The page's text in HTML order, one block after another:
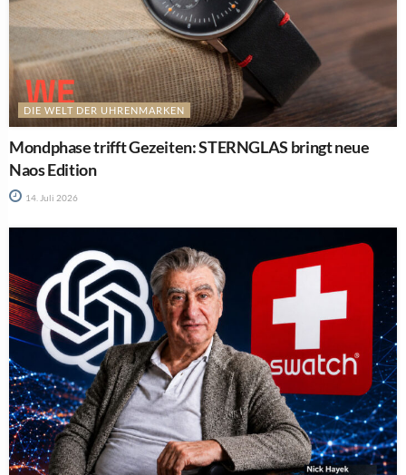
DIE WELT DER UHRENMARKEN
Mondphase trifft Gezeiten: STERNGLAS bringt neue
Naos Edition
14. Juli 2026